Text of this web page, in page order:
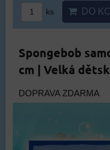
ks DO
Spongebob
cm | Velká
DOPRAVA ZDARMA